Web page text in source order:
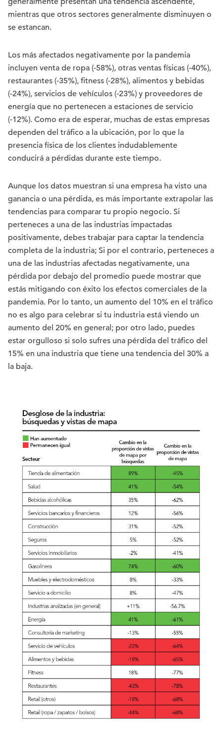
mientras que otros sectores generalmente disminuyen o
se estancan.
Los más afectados negativamente por la pandemia
incluyen venta de ropa (-58%), otras ventas físicas (-40%),
restaurantes (-35%), fitness (-28%), alimentos y bebidas
(-24%), servicios de vehículos (-23%) y proveedores de
energía que no pertenecen a estaciones de servicio
(-12%). Como era de esperar, muchas de estas empresas
dependen del tráfico a la ubicación, por lo que la
presencia física de los clientes indudablemente
conducirá a pérdidas durante este tiempo.
Aunque los datos muestran si una empresa ha visto una
ganancia o una pérdida, es más importante extrapolar las
tendencias para comparar tu propio negocio. Si
perteneces a una de las industrias impactadas
positivamente, debes trabajar para captar la tendencia
completa de la industria; Si por el contrario, perteneces a
una de las industrias afectadas negativamente, una
pérdida por debajo del promedio puede mostrar que
estás mitigando con éxito los efectos comerciales de la
pandemia. Por lo tanto, un aumento del 10% en el tráfico
no es algo para celebrar si tu industria está viendo un
aumento del 20% en general; por otro lado, puedes
estar orgulloso si solo sufres una pérdida del tráfico del
15% en una industria que tiene una tendencia del 30% a
la baja.